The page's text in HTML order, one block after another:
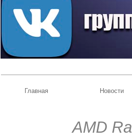
Главная Новости
AMD